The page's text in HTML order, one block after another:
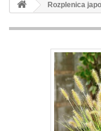
Rozplenica